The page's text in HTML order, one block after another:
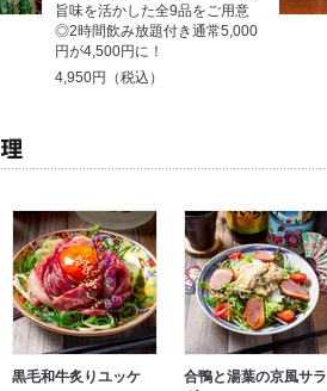
旨味を活かした全9品をご用意
◎2時間飲み放題付き通常5,000
円が4,500円に！
4,950円（税込）
黒毛和牛炙りユッケ
合鴨と湯葉の京風サラ